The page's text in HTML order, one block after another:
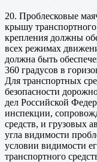
20. Проблесковые
крышу
крепления должны
всех режимах
должна быть
360 градусов в
Для транспортных
безопасности
дел Российской
инспекции,
средств, и грузовых
угла видимости
условии видимости
транспортного